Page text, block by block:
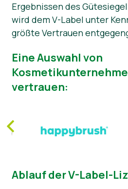
Ergebnissen des
wird dem V-Label unter
größte Vertrauen
Eine Auswahl von
vertrauen:
Ablauf der V-Label-